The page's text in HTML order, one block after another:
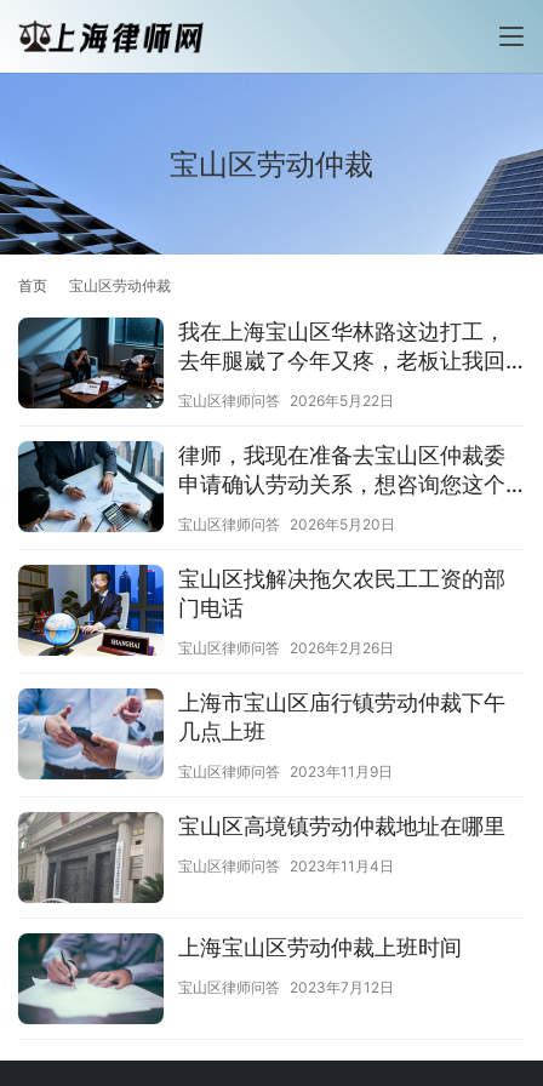
宝山区劳动仲裁
首页 宝山区劳动仲裁
我在上海宝山区华林路这边打工，
去年腿崴了今年又疼，老板让我回
家休息两个多月不给报销，该怎么
宝山区律师问答 2026年5月22日
律师，我现在准备去宝山区仲裁委
申请确认劳动关系，想咨询您这个
案子的胜算、流程
宝山区律师问答 2026年5月20日
宝山区找解决拖欠农民工工资的部
门电话
宝山区律师问答 2026年2月26日
上海市宝山区庙行镇劳动仲裁下午
几点上班
宝山区律师问答 2023年11月9日
宝山区高境镇劳动仲裁地址在哪里
宝山区律师问答 2023年11月4日
上海宝山区劳动仲裁上班时间
宝山区律师问答 2023年7月12日